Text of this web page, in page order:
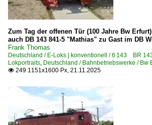
Lutherstadt Wittenberg
Magdeburg (sonstige)
Maintal
Mainz (sonstige Bahnhöfe)
Mönchengladbach (alle)
Mosbach-Neckarelz
München Hauptbahnhof ·MH·
Zum Tag der offenen Tür (100 Jahre Bw
auch DB 143 841-5 "Mathias" zu Gast im DB
Frank Thomas
Deutschland / E-Loks | konventionell / 6 143 BR
Lokportraits, Deutschland / Bahnbetriebswerke / Bw
 249 1151x1600 Px, 21.11.2025